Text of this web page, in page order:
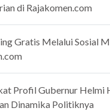
di Rajakomen.com
Gratis Melalui Sosial
Profil Gubernur Helmi
Dinamika Politiknya